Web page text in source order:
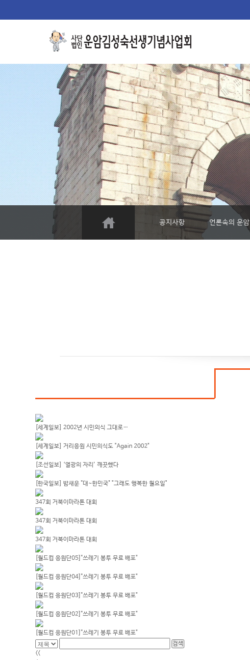
공지사항 언론속의 운암
[세계일보] 2002년 시민의식 그대로…
[세계일보] 거리응원 시민의식도 "Again 2002"
[조선일보] ‘열광의 자리’ 깨끗했다
[한국일보] 밤새운 "대~한민국" "그래도 행복한 월요일"
347회 거북이마라톤 대회
347회 거북이마라톤 대회
347회 거북이마라톤 대회
[월드컵 응원단05]"쓰레기 봉투 무료 배포"
[월드컵 응원단04]"쓰레기 봉투 무료 배포"
[월드컵 응원단03]"쓰레기 봉투 무료 배포"
[월드컵 응원단02]"쓰레기 봉투 무료 배포"
[월드컵 응원단01]"쓰레기 봉투 무료 배포"
<<